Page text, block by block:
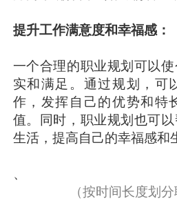
提升工作满意度和幸福感：
一个合理的职业规划可以
实和满足。通过规划，可
作，发挥自己的优势和特
值。同时，职业规划也可
生活，提高自己的幸福感和
、
（按时间长度划分